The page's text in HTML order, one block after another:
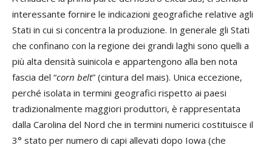
interessante fornire le indicazioni geografiche relative agli
Stati in cui si concentra la produzione. In generale gli Stati
che confinano con la regione dei grandi laghi sono quelli a
più alta densità suinicola e appartengono alla ben nota
fascia del “corn belt” (cintura del mais). Unica eccezione,
perché isolata in termini geografici rispetto ai paesi
tradizionalmente maggiori produttori, è rappresentata
dalla Carolina del Nord che in termini numerici costituisce il
3° stato per numero di capi allevati dopo Iowa (che